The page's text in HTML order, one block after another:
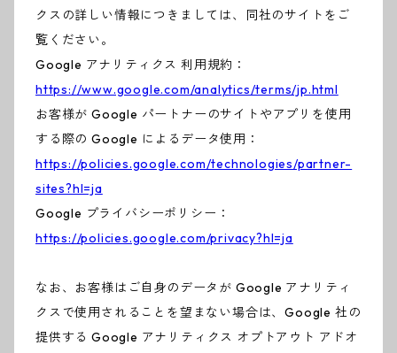
クスの詳しい情報につきましては、同社のサイトをご
覧ください。
Google アナリティクス 利用規約：
https://www.google.com/analytics/terms/jp.html
お客様が Google パートナーのサイトやアプリを使用
する際の Google によるデータ使用：
https://policies.google.com/technologies/partner-
sites?hl=ja
Google プライバシーポリシー：
https://policies.google.com/privacy?hl=ja
なお、お客様はご自身のデータが Google アナリティ
クスで使用されることを望まない場合は、Google 社の
提供する Google アナリティクス オプトアウト アドオ